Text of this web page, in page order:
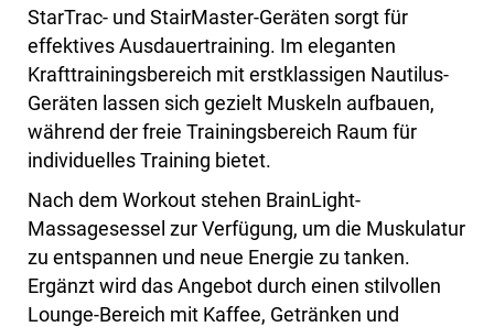
StarTrac- und StairMaster-Geräten sorgt für
effektives Ausdauertraining. Im eleganten
Krafttrainingsbereich mit erstklassigen Nautilus-
Geräten lassen sich gezielt Muskeln aufbauen,
während der freie Trainingsbereich Raum für
individuelles Training bietet.
Nach dem Workout stehen BrainLight-
Massagesessel zur Verfügung, um die Muskulatur
zu entspannen und neue Energie zu tanken.
Ergänzt wird das Angebot durch einen stilvollen
Lounge-Bereich mit Kaffee, Getränken und